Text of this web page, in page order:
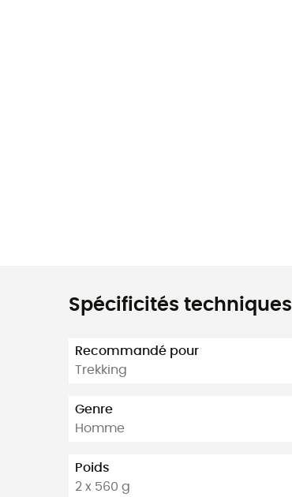
Spécificités techniques
Recommandé pour
Trekking
Genre
Homme
Poids
2 x 560 g